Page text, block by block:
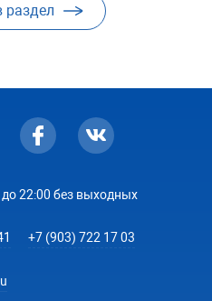
раздел
22:00 без выходных
+7 (903) 722 17 03